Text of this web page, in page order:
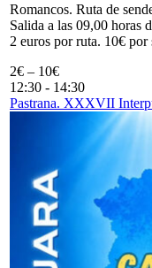
Romancos. Ruta de
Salida a las 09,00 horas
2 euros por ruta. 10€
2€ – 10€
12:30 - 14:30
Pastrana. XXXVII